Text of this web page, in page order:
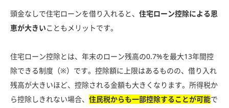
頭金なしで住宅ローンを借り入れると、 住宅ローン控除による恩
恵が大きいこともメリットです。
住宅ローン控除とは、年末のローン残高の0.7%を最大13年間控
除できる制度（※）です。控除額に上限はあるものの、借り入れ
残高が大きいほど、控除される金額も大きくなります。所得税か
ら控除しきれない場合、 住民税からも一部控除することが可能で